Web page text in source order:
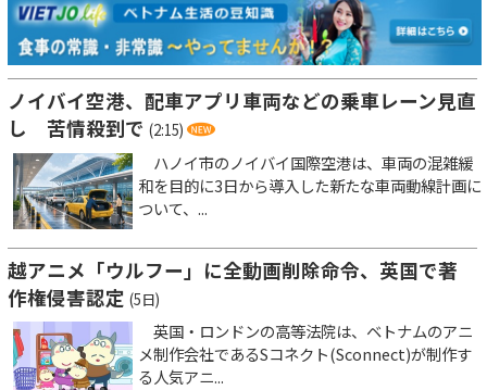
ノイバイ空港、配車アプリ車両などの乗車レーン見直
し 苦情殺到で (2:15)
ハノイ市のノイバイ国際空港は、車両の混雑緩
和を目的に3日から導入した新たな車両動線計画に
ついて、...
越アニメ「ウルフー」に全動画削除命令、英国で著
作権侵害認定 (5日)
英国・ロンドンの高等法院は、ベトナムのアニ
メ制作会社であるSコネクト(Sconnect)が制作す
る人気アニ...